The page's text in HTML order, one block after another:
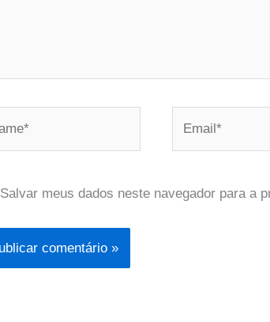
Salvar meus dados neste navegador para a